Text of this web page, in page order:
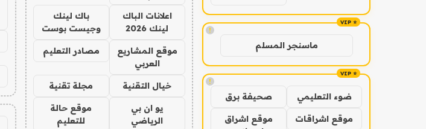
!
ماسنجر المسلم
!
ضوء التعليمي صحيفة برق
موقع اشراقات
موقع اشراق
اعلانات الباك
لينك 2026
باك لينك
وجيست بوست
موقع المشاريع
العربي
مصادر التعليم
خيال التقنية مجلة تقنية
يو ان بي
الرياضي
موقع حالة
للتعليم